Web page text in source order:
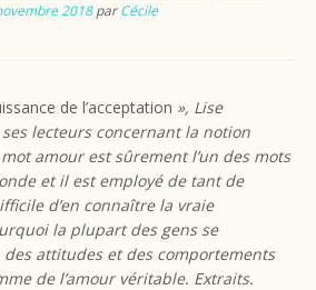
2018 parCécile
de l’acceptation », Lise
lecteurs concernant la notion
amour est sûrement l’un des mots
et il est employé de tant de
d’en connaître la vraie
la plupart des gens se
attitudes et des comportements
de l’amour véritable. Extraits.